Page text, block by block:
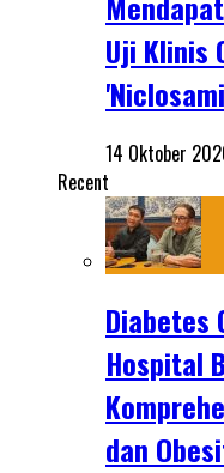
Uji Klinis
14 Oktober
Recent
Diabetes
Hospital
dan